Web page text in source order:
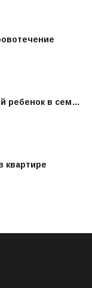
ребенок в сем…
квартире